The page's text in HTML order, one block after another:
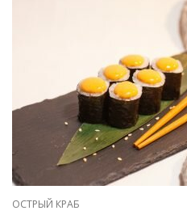
ОСТРЫЙ КРАБ